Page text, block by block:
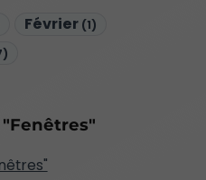
Février (1)